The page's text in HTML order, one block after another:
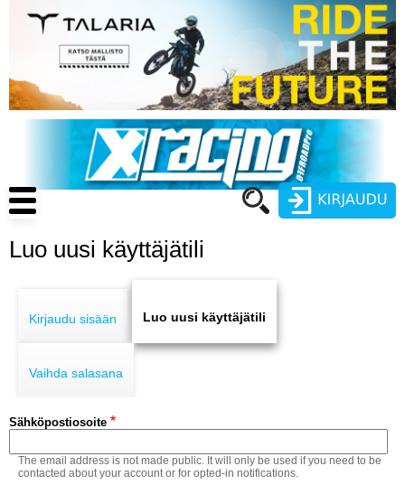
pääsisältöön
Käyttäjätunnus
Main
navigation
ENDURO
MOTOCROSS
MUUT LAJIT
YLEISTÄ ALALTA
Luo uusi käyttäjätili
tabs
Kirjaudu sisään Luo uusi käyttäjätili
Vaihda salasana
Sähköpostiosoite
The email address is not made public. It will only be used if you need to be
contacted about your account or for opted-in notifications.